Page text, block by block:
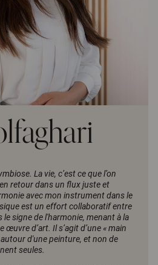
La vie, c’est ce que l’on
retour dans un flux juste et
avec mon instrument dans le
est un effort collaboratif entre
signe de l'harmonie, menant à la
œuvre d’art. Il s’agit d’une « main
d'une peinture, et non de
seules.